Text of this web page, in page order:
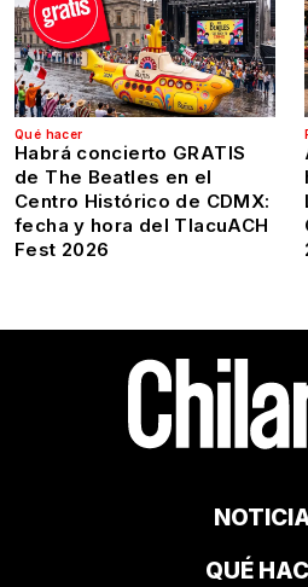
Qué hacer
Habrá concierto GRATIS
de The Beatles en el
Centro Histórico de CDMX:
fecha y hora del TlacuACH
Fest 2026
QUÉ